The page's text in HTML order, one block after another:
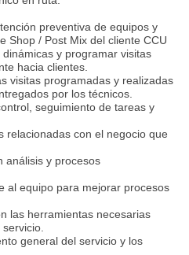
preventiva de equipos y
Shop / Post Mix del cliente CCU
y programar visitas
hacia clientes.
visitas programadas y realizadas
por los técnicos.
seguimiento de tareas y
relacionadas con el negocio que
análisis y procesos
al equipo para mejorar procesos
las herramientas necesarias
general del servicio y los